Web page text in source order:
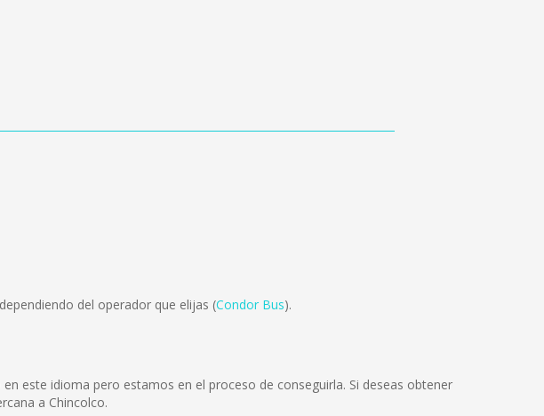
del operador que elijas (Condor Bus).
este idioma pero estamos en el proceso de conseguirla. Si deseas obtener
a Chincolco.